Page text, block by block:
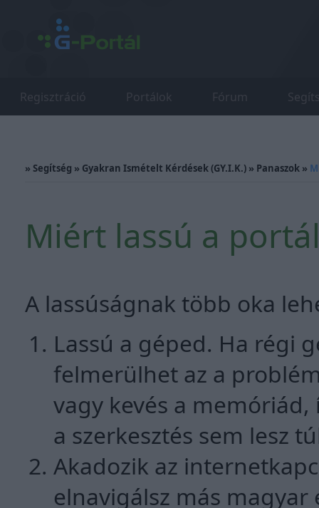
Regisztráció Portálok Fórum
» Segítség » Gyakran Ismételt Kérdések (GY.I.K.) » Panaszok »
Miért lassú a
A lassúságnak több oka
Lassú a géped. Ha régi
felmerülhet az a
vagy kevés a
a szerkesztés sem lesz
Akadozik az
elnavigálsz más